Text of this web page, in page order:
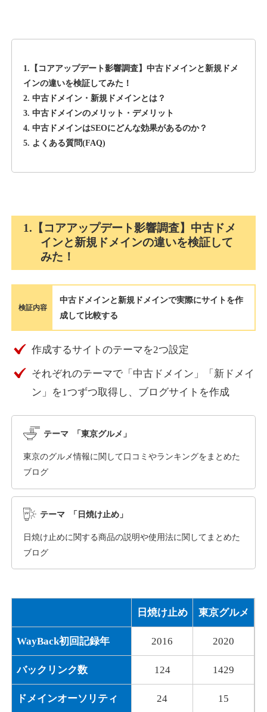
詳細を見る
sug-web.jp
ジャンル その他
DA42 外部リンク数740 ドメイン年齢13年
3,300円 入札 2件
詳細を見る
holocardstrategy.jp
ジャンル趣味
DA40 外部リンク数
3,300円 入札 3件
詳細を見る
suka-jp.com
ジャンルその他
DA 40 外部リンク数2518 ドメイン年齢1年
10,800円 入札 0件
詳細を見る
dka-hero.com
ジャンル その他
10,800円
詳細を見る
ジャンルその他
40
10,800円 入札 0件
1.【コアアップデート影響調査】中古ドメインと新規ドメ
インの違いを検証してみた！
2. 中古ドメイン・新規ドメインとは？
3. 中古ドメインのメリット・デメリット
4. 中古ドメインはSEOにどんな効果があるのか？
5. よくある質問(FAQ)
1.【コアアップデート影響調査】中古ドメ
インと新規ドメインの違いを検証して
みた！
検証内容
中古ドメインと新規ドメインで実際にサイトを作
成して比較する
作成するサイトのテーマを2つ設定
それぞれのテーマで「中古ドメイン」「新ドメイ
ン」を1つずつ取得し、ブログサイトを作成
テーマ 「東京グルメ」
東京のグルメ情報に関して口コミやランキングをまとめた
ブログ
テーマ 「日焼け止め」
日焼け止めに関する商品の説明や使用法に関してまとめた
ブログ
日焼け止め 東京グルメ
WayBack初回記録年 2016 2020
バックリンク数 124 1429
ドメインオーソリティ 24 15